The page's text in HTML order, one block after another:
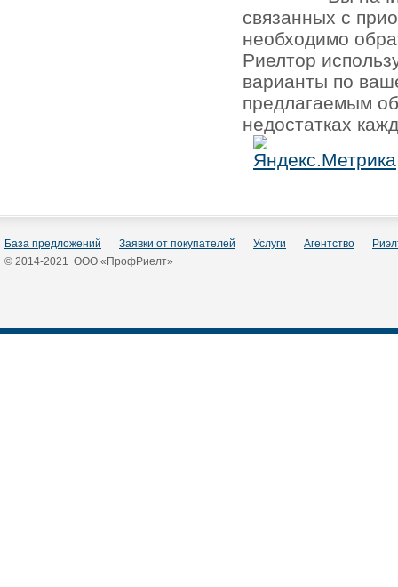
связанных с
необходимо
Риелтор
варианты по
предлагаемым
недостатках
База предложений Заявки от покупателей Услуги Агентство
© 2014-2021 ООО «ПрофРиелт»